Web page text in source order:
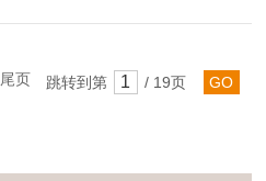
尾页 跳转到第 / 19页 GO